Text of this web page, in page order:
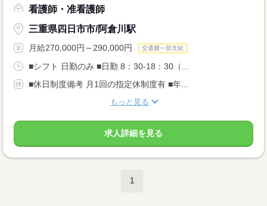
看護師・准看護師
三重県四日市市/阿倉川駅
月給270,000円～290,000円 交通費一部支給
■シフト 日勤のみ ■日勤 8：30-18：30（...
■休日制度備考 月1回の指定休制度有 ■年...
もっと見る
求人詳細を見る
1